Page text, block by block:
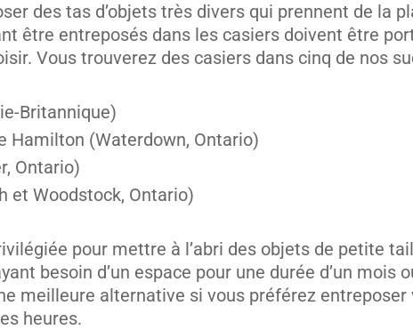
des tas d’objets très divers qui prennent de la
être entreposés dans les casiers doivent être
Vous trouverez des casiers dans cinq de nos
Britannique)
Hamilton (Waterdown, Ontario)
Ontario)
et Woodstock, Ontario)
pour mettre à l’abri des objets de petite
besoin d’un espace pour une durée d’un mois
meilleure alternative si vous préférez
heures.